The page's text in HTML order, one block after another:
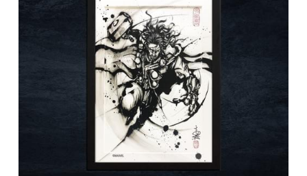
浮世絵・浮世絵札
コラボ武人画
ファブリックボード
CHARACTER
プライバシーポリシー
ファブリックボード
COLLAB Tシャツ
STAR WARSシリーズ
永井豪シリーズ
ウルトラマンシリーズ